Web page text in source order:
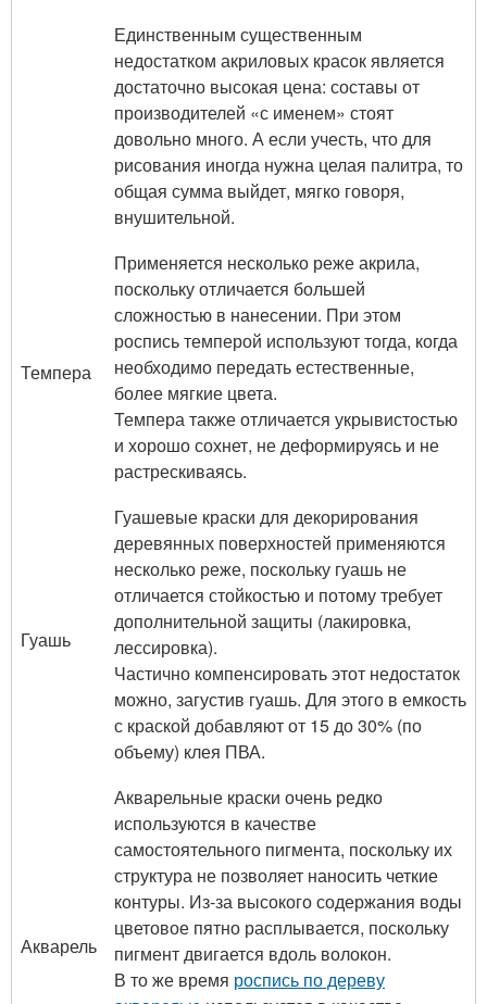
Единственным существенным
недостатком акриловых красок является
достаточно высокая цена: составы от
производителей «с именем» стоят
довольно много. А если учесть, что для
рисования иногда нужна целая палитра, то
общая сумма выйдет, мягко говоря,
внушительной.
Темпера
Применяется несколько реже акрила,
поскольку отличается большей
сложностью в нанесении. При этом
роспись темперой используют тогда, когда
необходимо передать естественные,
более мягкие цвета.
Темпера также отличается укрывистостью
и хорошо сохнет, не деформируясь и не
растрескиваясь.
Гуашь
Гуашевые краски для декорирования
деревянных поверхностей применяются
несколько реже, поскольку гуашь не
отличается стойкостью и потому требует
дополнительной защиты (лакировка,
лессировка).
Частично компенсировать этот недостаток
можно, загустив гуашь. Для этого в емкость
с краской добавляют от 15 до 30% (по
объему) клея ПВА.
Акварель
Акварельные краски очень редко
используются в качестве
самостоятельного пигмента, поскольку их
структура не позволяет наносить четкие
контуры. Из-за высокого содержания воды
цветовое пятно расплывается, поскольку
пигмент двигается вдоль волокон.
В то же время роспись по дереву